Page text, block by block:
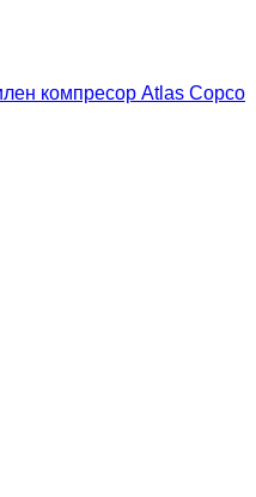
компресор Atlas Copco